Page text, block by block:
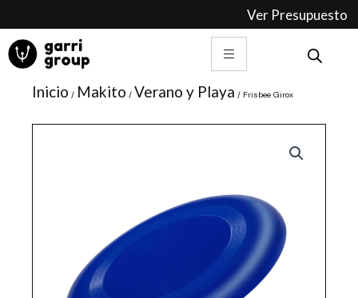
contenido
Ver Presupuesto
Inicio / Makito / Verano y Playa / Frisbee Girox